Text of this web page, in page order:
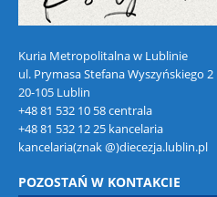
Kuria Metropolitalna w Lublinie
ul. Prymasa Stefana Wyszyńskiego 2
20-105 Lublin
+48 81 532 10 58 centrala
+48 81 532 12 25 kancelaria
kancelaria(znak @)diecezja.lublin.pl
POZOSTAŃ W KONTAKCIE